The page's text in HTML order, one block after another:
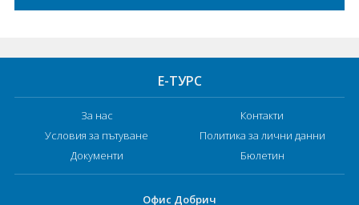
Е-ТУРС
За нас
Контакти
Условия за пътуване
Политика за лични данни
Документи
Бюлетин
Офис Добрич